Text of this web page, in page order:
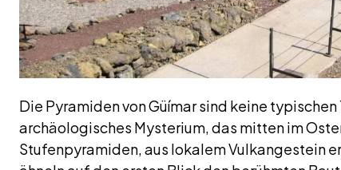
Die Pyramiden von Güímar sind keine
archäologisches Mysterium, das mitten im
Stufenpyramiden, aus lokalem Vulkangestein